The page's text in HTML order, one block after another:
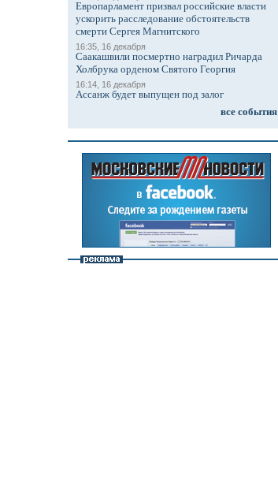
Европарламент призвал российские власти
ускорить расследование обстоятельств
смерти Сергея Магнитского
16:35, 16 декабря
Саакашвили посмертно наградил Ричарда
Холбрука орденом Святого Георгия
16:14, 16 декабря
Ассанж будет выпущен под залог
все события